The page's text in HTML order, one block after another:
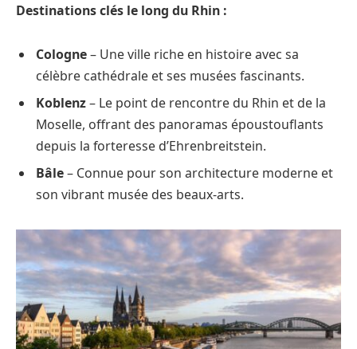
Destinations clés le long du Rhin :
Cologne– Une ville riche en histoire avec sa
célèbre cathédrale et ses musées fascinants.
Koblenz– Le point de rencontre du Rhin et de la
Moselle, offrant des panoramas époustouflants
depuis la forteresse d’Ehrenbreitstein.
Bâle– Connue pour son architecture moderne et
son vibrant musée des beaux-arts.